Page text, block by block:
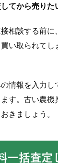
てから売りた
相談する前に
い取られてし
情報を入力し
す。古い農機
きましょう。